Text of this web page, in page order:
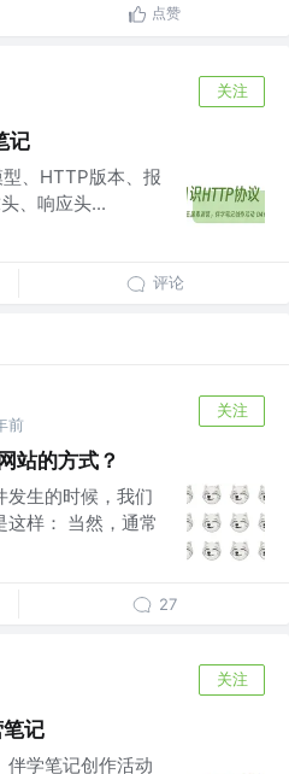
点赞
关注
记
、HTTP版本、报
、响应头...
评论
前
关注
站的方式？
发生的时候，我们
这样： 当然，通常
27
关注
记
伴学笔记创作活动